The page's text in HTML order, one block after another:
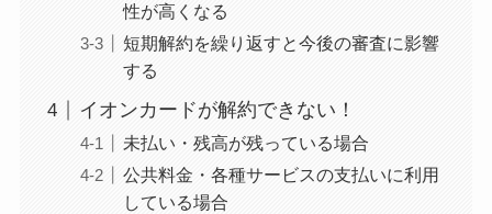
なにわサプリ
なぜ解約できない？
電話以外に手続きす
る方法ある？
性が高くなる
短期解約を繰り返すと今後の審査に影響
する
イオンカードが解約できない！
未払い・残高が残っている場合
公共料金・各種サービスの支払いに利用
している場合